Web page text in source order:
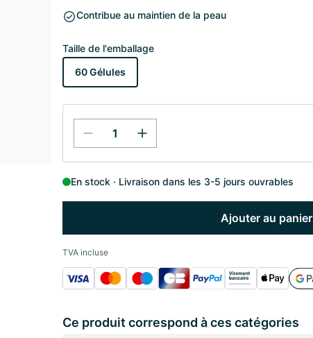
Contribue au maintien de la peau
Taille de l'emballage
60 Gélules
En stock Livraison dans les 3-5 jours ouvrables
Ajouter au panier
TVA incluse
Ce produit correspond à ces catégories